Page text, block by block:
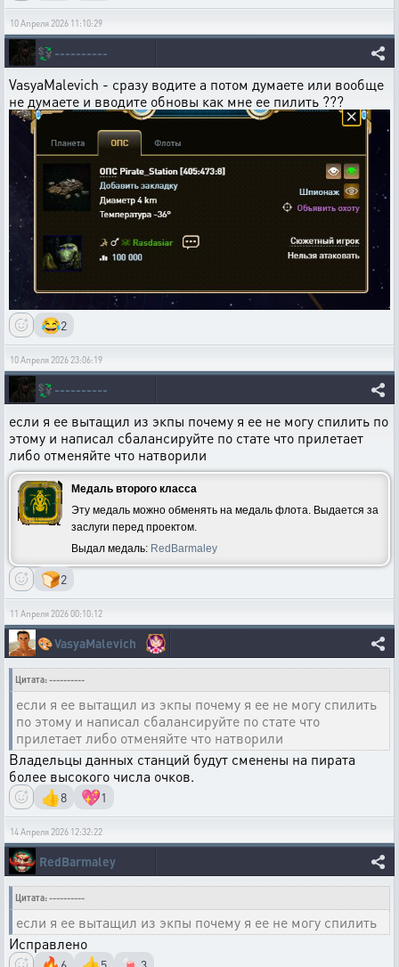
10 Апреля 2026 11:10:29
💱 ----------
VasyaMalevich - сразу водите а потом думаете или вообще
не думаете и вводите обновы как мне ее пилить ???
😂2
10 Апреля 2026 23:06:19
💱 ----------
если я ее вытащил из экпы почему я ее не могу спилить по
этому и написал сбалансируйте по стате что прилетает
либо отменяйте что натворили
Медаль второго класса
Эту медаль можно обменять на медаль флота. Выдается за
заслуги перед проектом.
Выдал медаль: RedBarmaley
🍞2
11 Апреля 2026 00:10:12
🎨VasyaMalevich
Цитата: ----------
если я ее вытащил из экпы почему я ее не могу спилить
по этому и написал сбалансируйте по стате что
прилетает либо отменяйте что натворили
Владельцы данных станций будут сменены на пирата
более высокого числа очков.
👍8 💖1
14 Апреля 2026 12:32:22
RedBarmaley
Цитата: ----------
если я ее вытащил из экпы почему я ее не могу спилить
Исправлено